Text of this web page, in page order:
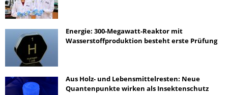
Energie: 300-Megawatt-Reaktor mit
Wasserstoffproduktion besteht erste Prüfung
Aus Holz- und Lebensmittelresten: Neue
Quantenpunkte wirken als Insektenschutz